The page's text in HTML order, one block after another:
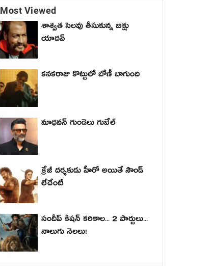
Most Viewed
శాశ్వత సెలవు తీసుకున్న బిక్షు
యాదవ్
కనకరాజు కొట్టులో బోణీ బాగుంది
మాధ‌వ‌న్ గుండెలు గుబేల్‌
క్రేజీ దర్శకుడు హీరో అయితే సౌండ్
లేదేంటి
సందీప్ కిషన్ కరికాల... 2 పార్టులు...
నాలుగు నెలలు!